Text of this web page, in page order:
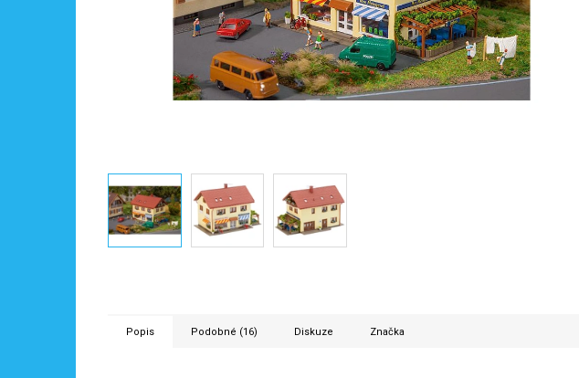
Popis Podobné (16) Diskuze Značka